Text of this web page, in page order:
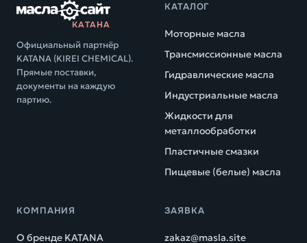
КАТАНА
Официальный партнёр
KATANA (KIREI CHEMICAL).
Прямые поставки,
документы на каждую
партию.
КАТАЛОГ
Моторные масла
Трансмиссионные масла
Гидравлические масла
Индустриальные масла
Жидкости для
металлообработки
Пластичные смазки
Пищевые (белые) масла
КОМПАНИЯ
О бренде KATANA
ЗАЯВКА
zakaz@masla.site